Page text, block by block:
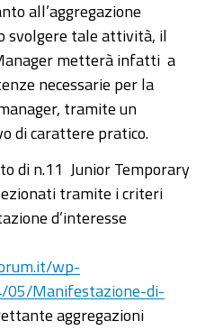
all’aggregazione
svolgere tale attività, il
metterà infatti a
necessarie per la
tramite un
di carattere pratico.
di n.11 Junior Temporary
tramite i criteri
d’interesse
wp-
05/Manifestazione-di-
aggregazioni